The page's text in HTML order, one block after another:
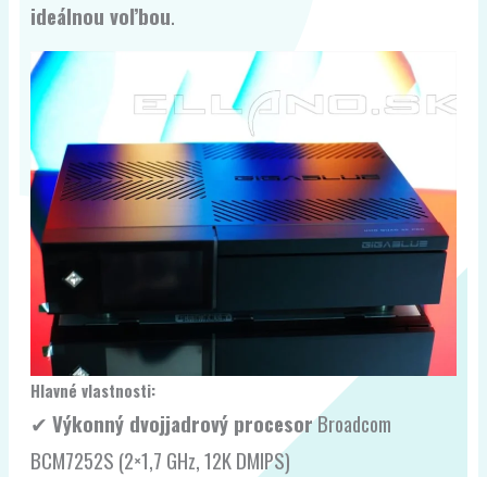
ideálnou voľbou.
Hlavné vlastnosti:
✔ Výkonný dvojjadrový procesorBroadcom
BCM7252S (2×1,7 GHz, 12K DMIPS)